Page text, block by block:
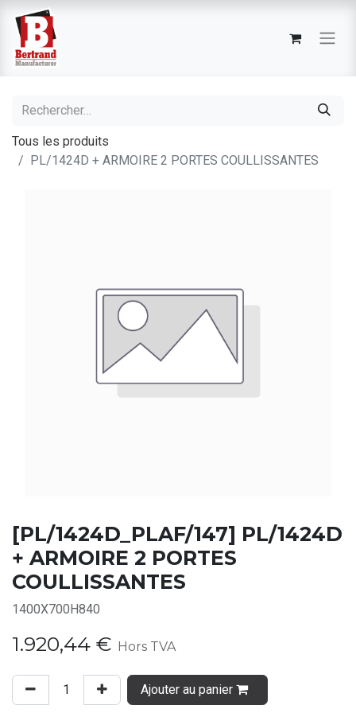
Tous les produits
PL/1424D + ARMOIRE 2 PORTES COULLISSANTES
[PL/1424D_PLAF/147] PL/1424D
+ ARMOIRE 2 PORTES
COULLISSANTES
1400X700H840
1.920,44 € Hors TVA
Ajouter au panier